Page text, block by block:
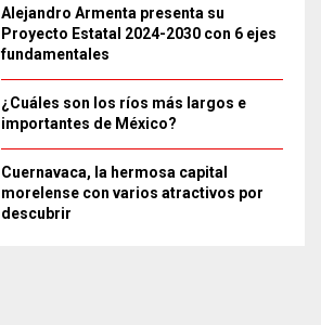
Alejandro Armenta presenta su
Proyecto Estatal 2024-2030 con 6 ejes
fundamentales
¿Cuáles son los ríos más largos e
importantes de México?
Cuernavaca, la hermosa capital
morelense con varios atractivos por
descubrir